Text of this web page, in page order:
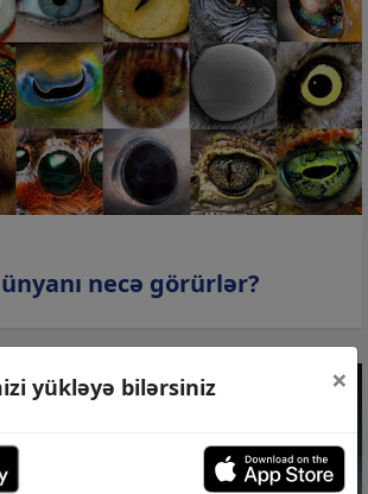
necə görürlər?
yükləyə bilərsiniz ×